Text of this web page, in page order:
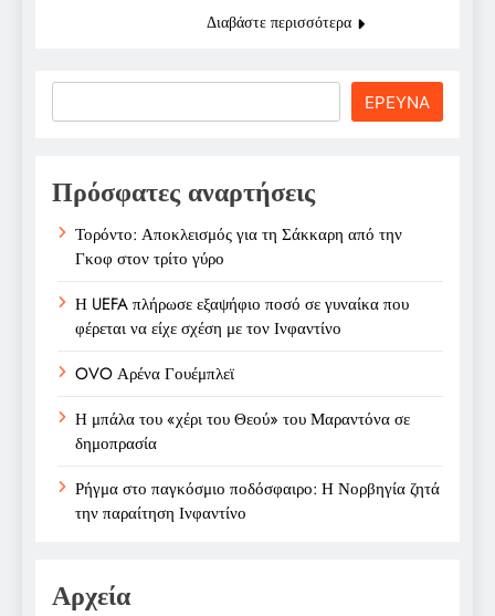
Διαβάστε περισσότερα
ΕΡΕΥΝΑ
Πρόσφατες αναρτήσεις
Τορόντο: Αποκλεισμός για τη Σάκκαρη από την
Γκοφ στον τρίτο γύρο
Η UEFA πλήρωσε εξαψήφιο ποσό σε γυναίκα που
φέρεται να είχε σχέση με τον Ινφαντίνο
OVO Αρένα Γουέμπλεϊ
Η μπάλα του «χέρι του Θεού» του Μαραντόνα σε
δημοπρασία
Ρήγμα στο παγκόσμιο ποδόσφαιρο: Η Νορβηγία ζητά
την παραίτηση Ινφαντίνο
Αρχεία